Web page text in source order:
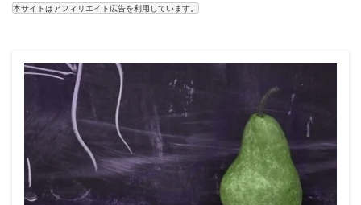
本サイトはアフィリエイト広告を利用しています。